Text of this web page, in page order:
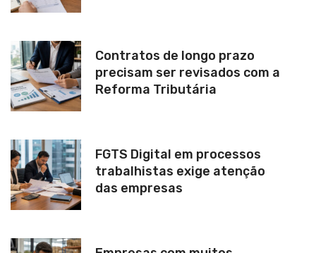
Contratos de longo prazo
precisam ser revisados com a
Reforma Tributária
FGTS Digital em processos
trabalhistas exige atenção
das empresas